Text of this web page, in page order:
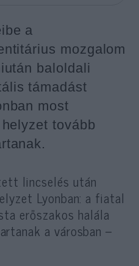
a
mozgalom
baloldali
támadást
most
tovább
lincselés után
Lyonban: a fiatal
erőszakos halála
a városban –